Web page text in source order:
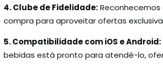
4. Clube de Fidelidade:Reconhecemos
compra para aproveitar ofertas
5. Compatibilidade com iOS e Android:
bebidas está pronto para atendê-lo,